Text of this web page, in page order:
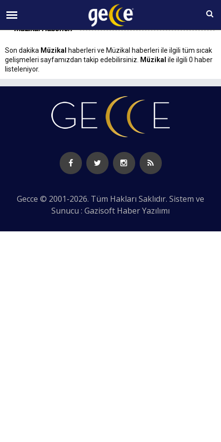
07 AĞUSTOS Cuma 06:16
Müzikal Haberleri
Son dakika Müzikal
haberleri ve Müzikal haberleri ile ilgili tüm sıcak
gelişmeleri sayfamızdan takip edebilirsiniz.
Müzikal ile ilgili 0 haber
listeleniyor.
Gecce © 2001-2026. Tüm Hakları Saklıdır. Sistem ve
Sunucu : Gazisoft Haber Yazılımı